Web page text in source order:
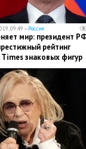
09:49 —Россия
мир: президент
рейтинг
знаковых фигур